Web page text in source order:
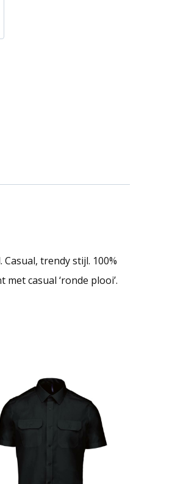
trendy stijl. 100%
casual ‘ronde plooi’.